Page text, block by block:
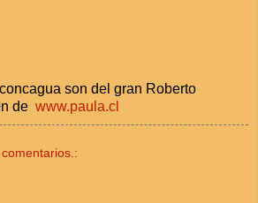
son del gran Roberto
de www.paula.cl